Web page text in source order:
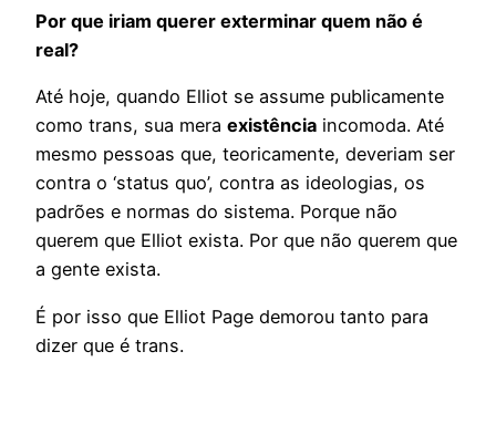
Por que iriam querer exterminar quem não é
real?
Até hoje, quando Elliot se assume publicamente
como trans, sua mera existência incomoda. Até
mesmo pessoas que, teoricamente, deveriam ser
contra o ‘status quo’, contra as ideologias, os
padrões e normas do sistema. Porque não
querem que Elliot exista. Por que não querem que
a gente exista.
É por isso que Elliot Page demorou tanto para
dizer que é trans.